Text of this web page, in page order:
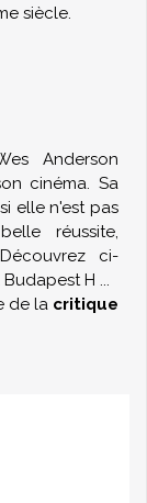
siècle.
Anderson
cinéma. Sa
elle n'est pas
réussite,
ci-
H ...
de la critique